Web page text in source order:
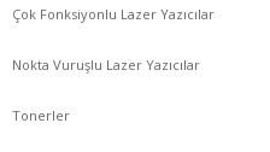
Çok Fonksiyonlu Lazer Yazıcılar
Nokta Vuruşlu Lazer Yazıcılar
Tonerler